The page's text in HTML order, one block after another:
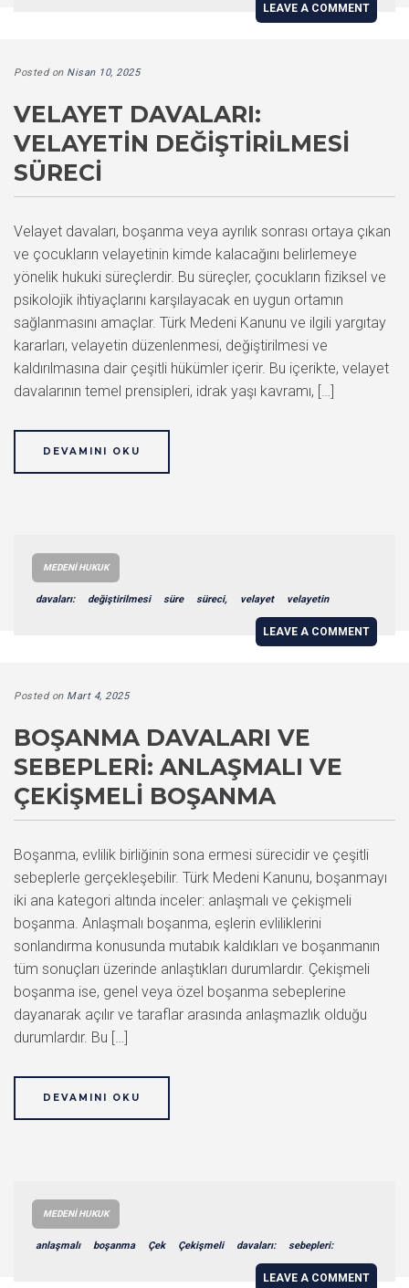
LEAVE A COMMENT
Posted on Nisan 10, 2025
VELAYET DAVALARI:
VELAYETIN DEĞIŞTIRILMESI
SÜRECI
Velayet davaları, boşanma veya ayrılık sonrası ortaya çıkan
ve çocukların velayetinin kimde kalacağını belirlemeye
yönelik hukuki süreçlerdir. Bu süreçler, çocukların fiziksel ve
psikolojik ihtiyaçlarını karşılayacak en uygun ortamın
sağlanmasını amaçlar. Türk Medeni Kanunu ve ilgili yargıtay
kararları, velayetin düzenlenmesi, değiştirilmesi ve
kaldırılmasına dair çeşitli hükümler içerir. Bu içerikte, velayet
davalarının temel prensipleri, idrak yaşı kavramı, […]
DEVAMINI OKU
MEDENI HUKUK
davaları: değiştirilmesi süre süreci, velayet velayetin
LEAVE A COMMENT
Posted on Mart 4, 2025
BOŞANMA DAVALARI VE
SEBEPLERI: ANLAŞMALI VE
ÇEKIŞMELI BOŞANMA
Boşanma, evlilik birliğinin sona ermesi sürecidir ve çeşitli
sebeplerle gerçekleşebilir. Türk Medeni Kanunu, boşanmayı
iki ana kategori altında inceler: anlaşmalı ve çekişmeli
boşanma. Anlaşmalı boşanma, eşlerin evliliklerini
sonlandırma konusunda mutabık kaldıkları ve boşanmanın
tüm sonuçları üzerinde anlaştıkları durumlardır. Çekişmeli
boşanma ise, genel veya özel boşanma sebeplerine
dayanarak açılır ve taraflar arasında anlaşmazlık olduğu
durumlardır. Bu […]
DEVAMINI OKU
MEDENI HUKUK
anlaşmalı boşanma Çek Çekişmeli davaları: sebepleri:
LEAVE A COMMENT